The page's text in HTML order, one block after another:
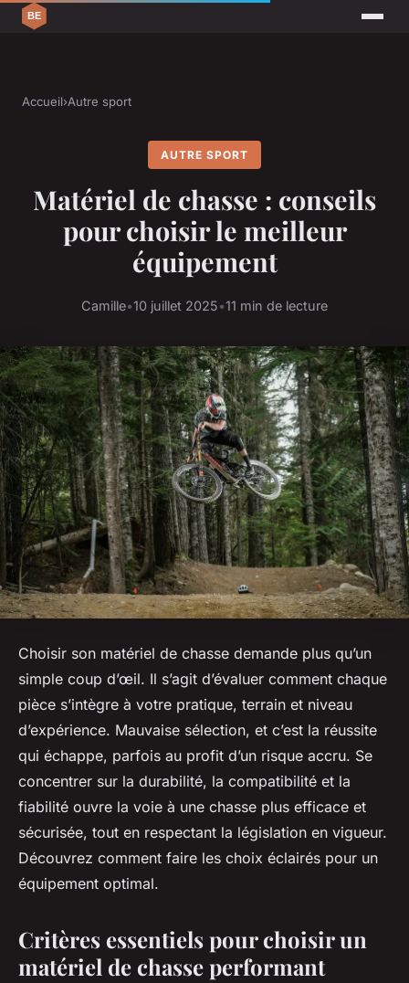
Accueil›Autre sport
AUTRE SPORT
Matériel de chasse : conseils
pour choisir le meilleur
équipement
Camille•10 juillet 2025•11 min de lecture
Choisir son matériel de chasse demande plus qu’un
simple coup d’œil. Il s’agit d’évaluer comment chaque
pièce s’intègre à votre pratique, terrain et niveau
d’expérience. Mauvaise sélection, et c’est la réussite
qui échappe, parfois au profit d’un risque accru. Se
concentrer sur la durabilité, la compatibilité et la
fiabilité ouvre la voie à une chasse plus efficace et
sécurisée, tout en respectant la législation en vigueur.
Découvrez comment faire les choix éclairés pour un
équipement optimal.
Critères essentiels pour choisir un
matériel de chasse performant